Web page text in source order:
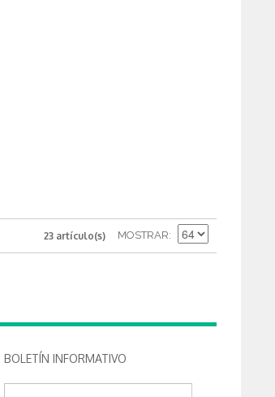
23 artículo(s) MOSTRAR
BOLETÍN INFORMATIVO